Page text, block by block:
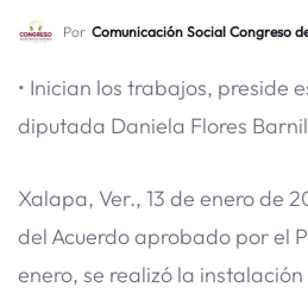
Por Comunicación Social Congreso
• Inician los trabajos, preside
diputada Daniela Flores
Xalapa, Ver., 13 de enero de
del Acuerdo aprobado por el
enero, se realizó la